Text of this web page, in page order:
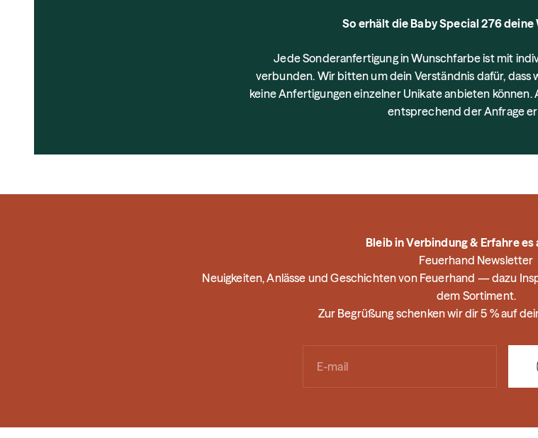
So erhält die Baby Special 276
Jede Sonderanfertigung in Wunschfarbe ist mit
verbunden. Wir bitten um dein Verständnis dafür,
keine Anfertigungen einzelner Unikate anbieten
entsprechend der Anfrage
Bleib in Verbindung & Erfahre es
Feuerhand Newsletter
Neuigkeiten, Anlässe und Geschichten von Feuerhand — dazu
dem Sortiment.
Zur Begrüßung schenken wir dir 5 % auf
E-mail